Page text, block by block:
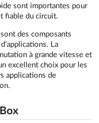
sont importantes pour
fiable du circuit.
des composants
La
à grande vitesse et
excellent choix pour les
applications de